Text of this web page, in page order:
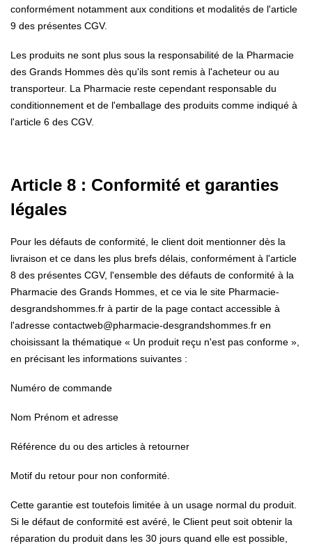
conformément notamment aux conditions et modalités de l'article
9 des présentes CGV.
Les produits ne sont plus sous la responsabilité de la Pharmacie
des Grands Hommes dès qu'ils sont remis à l'acheteur ou au
transporteur. La Pharmacie reste cependant responsable du
conditionnement et de l'emballage des produits comme indiqué à
l'article 6 des CGV.
Article 8 : Conformité et garanties
légales
Pour les défauts de conformité, le client doit mentionner dès la
livraison et ce dans les plus brefs délais, conformément à l'article
8 des présentes CGV, l'ensemble des défauts de conformité à la
Pharmacie des Grands Hommes, et ce via le site Pharmacie-
desgrandshommes.fr à partir de la page contact accessible à
l'adresse contactweb@pharmacie-desgrandshommes.fr en
choisissant la thématique « Un produit reçu n'est pas conforme »,
en précisant les informations suivantes :
Numéro de commande
Nom Prénom et adresse
Référence du ou des articles à retourner
Motif du retour pour non conformité.
Cette garantie est toutefois limitée à un usage normal du produit.
Si le défaut de conformité est avéré, le Client peut soit obtenir la
réparation du produit dans les 30 jours quand elle est possible,